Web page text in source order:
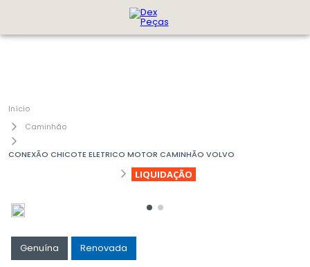
Caminhão
CONEXÃO CHICOTE ELETRICO MOTOR CAMINHÃO VOLVO
LIQUIDAÇÃO
Genuína Renovada